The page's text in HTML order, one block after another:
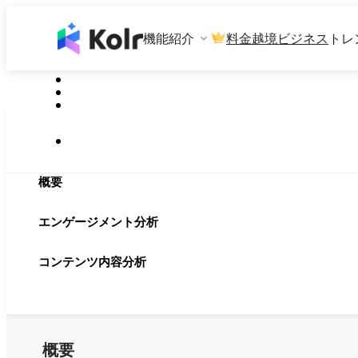
機能紹介 料金越境ビジネス ト
概要
エンゲージメント分析
コンテンツ内容分析
概要